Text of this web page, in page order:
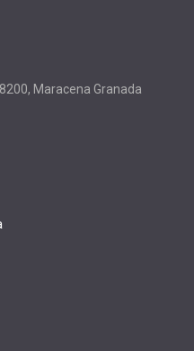
Maracena Granada